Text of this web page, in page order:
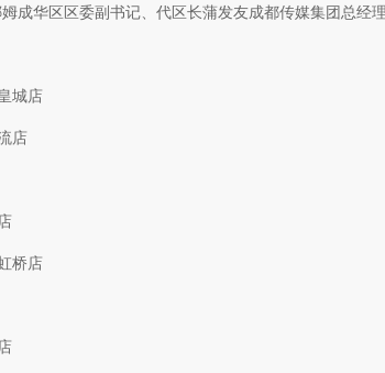
成华区区委副书记、代区长蒲发友成都传媒集团总经
城店
店
桥店